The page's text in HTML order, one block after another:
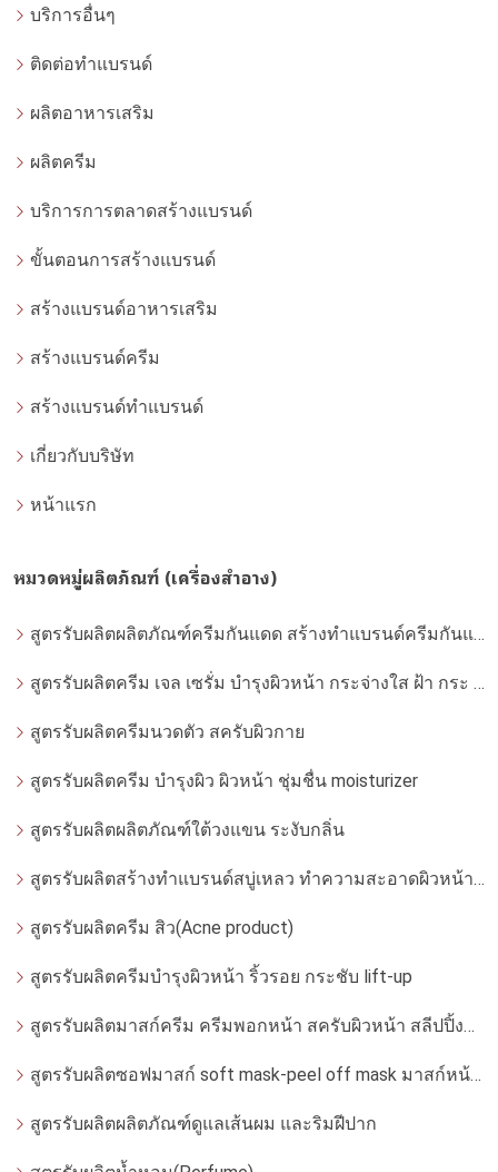
บริการอื่นๆ
ติดต่อทำแบรนด์
ผลิตอาหารเสริม
ผลิตครีม
บริการการตลาดสร้างแบรนด์
ขั้นตอนการสร้างแบรนด์
สร้างแบรนด์อาหารเสริม
สร้างแบรนด์ครีม
สร้างแบรนด์ทำแบรนด์
เกี่ยวกับบริษัท
หน้าแรก
หมวดหมู่ผลิตภัณฑ์ (เครื่องสำอาง)
สูตรรับผลิตผลิตภัณฑ์ครีมกันแดด สร้างทำแบรนด์ครีมกันแดด โดยโรงงานผลิตที่ได้มาตรฐาน
สูตรรับผลิตครีม เจล เซรั่ม บำรุงผิวหน้า กระจ่างใส ฝ้า กระ จุดด่างดำ whitening
สูตรรับผลิตครีมนวดตัว สครับผิวกาย
สูตรรับผลิตครีม บำรุงผิว ผิวหน้า ชุ่มชื่น moisturizer
สูตรรับผลิตผลิตภัณฑ์ใต้วงแขน ระงับกลิ่น
สูตรรับผลิตสร้างทำแบรนด์สบู่เหลว ทำความสะอาดผิวหน้า โฟมล้างหน้า
สูตรรับผลิตครีม สิว(Acne product)
สูตรรับผลิตครีมบำรุงผิวหน้า ริ้วรอย กระชับ lift-up
สูตรรับผลิตมาสก์ครีม ครีมพอกหน้า สครับผิวหน้า สลีปปิ้งมาสก์
สูตรรับผลิตซอฟมาสก์ soft mask-peel off mask มาสก์หน้ากากอ่อน
สูตรรับผลิตผลิตภัณฑ์ดูแลเส้นผม และริมฝีปาก